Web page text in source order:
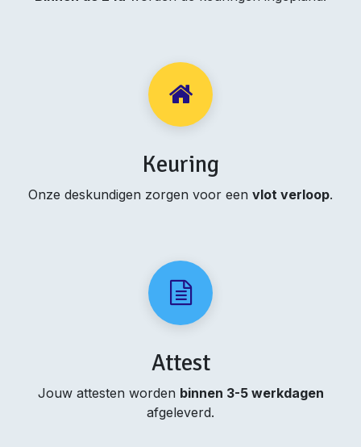
Keuring
Onze deskundigen zorgen voor een vlot verloop.
Attest
Jouw attesten worden binnen 3-5 werkdagen
afgeleverd.